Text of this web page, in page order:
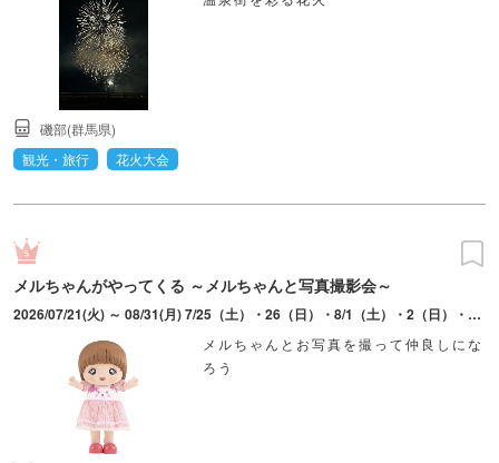
磯部(群馬県)
観光・旅行
花火大会
メルちゃんがやってくる ～メルちゃんと写真撮影会～
2026/07/21(火) ～ 08/31(月) 7/25（土）・26（日）・8/1（土）・2（日）・8（土）・9（日）・11（火・祝）・13（木）・14（金）・17（月）・18（火）・22（土）は実施なし。1日2回開催（11:00～・14:00～。約20分～30分）。毎週水曜日は11:00～のみ。
メルちゃんとお写真を撮って仲良しにな
ろう